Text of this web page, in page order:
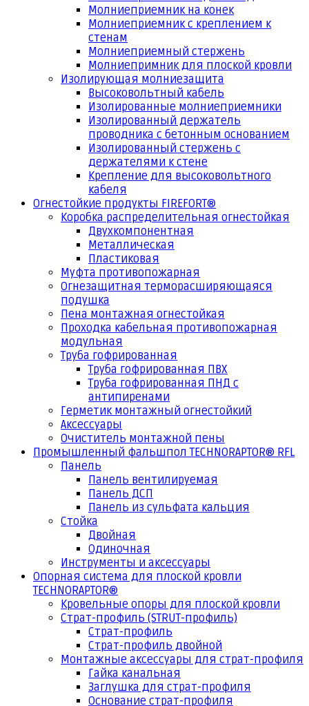
Молниеприемник на конек
Молниеприемник с креплением к
стенам
Молниеприемный стержень
Молниепримник для плоской кровли
Изолирующая молниезащита
Высоковольтный кабель
Изолированные молниеприемники
Изолированный держатель
проводника с бетонным основанием
Изолированный стержень с
держателями к стене
Крепление для высоковольтного
кабеля
Огнестойкие продукты FIREFORT®
Коробка распределительная огнестойкая
Двухкомпонентная
Металлическая
Пластиковая
Муфта противопожарная
Огнезащитная терморасширяющаяся
подушка
Пена монтажная огнестойкая
Проходка кабельная противопожарная
модульная
Труба гофрированная
Труба гофрированная ПВХ
Труба гофрированная ПНД с
антипиренами
Герметик монтажный огнестойкий
Аксессуары
Очиститель монтажной пены
Промышленный фальшпол TECHNORAPTOR® RFL
Панель
Панель вентилируемая
Панель ДСП
Панель из сульфата кальция
Стойка
Двойная
Одиночная
Инструменты и аксессуары
Опорная система для плоской кровли
TECHNORAPTOR®
Кровельные опоры для плоской кровли
Страт-профиль (STRUT-профиль)
Страт-профиль
Страт-профиль двойной
Монтажные аксессуары для страт-профиля
Гайка канальная
Заглушка для страт-профиля
Основание страт-профиля